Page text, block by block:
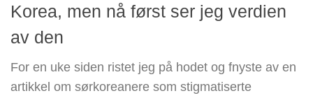
Korea, men nå først ser jeg verdien
av den
For en uke siden ristet jeg på hodet og fnyste av en
artikkel om sørkoreanere som stigmatiserte